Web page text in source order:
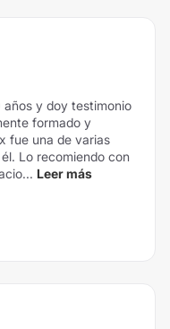
años y doy testimonio
formado y
fue una de varias
Lo recomiendo con
Leer más